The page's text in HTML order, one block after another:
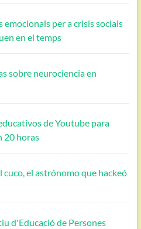
emocionals per a crisis socials
en el temps
sobre neurociencia en
de Youtube para
20 horas
cuco, el astrónomo que hackeó
d'Educació de Persones